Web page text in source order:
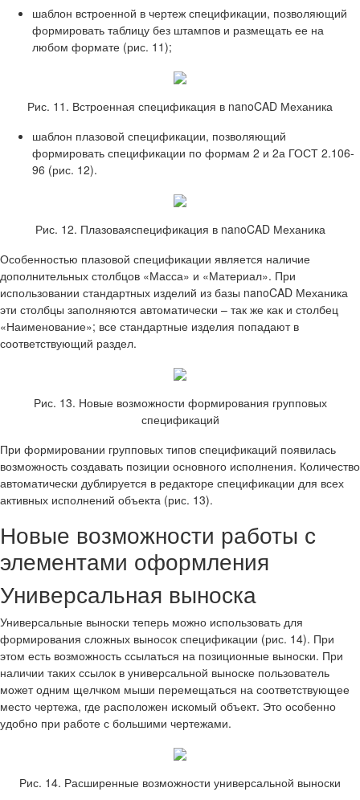
шаблон встроенной в чертеж спецификации, позволяющий
формировать таблицу без штампов и размещать ее на
любом формате (рис. 11);
Рис. 11. Встроенная спецификация в nanoCAD Механика
шаблон плазовой спецификации, позволяющий
формировать спецификации по формам 2 и 2а ГОСТ 2.106-
96 (рис. 12).
Рис. 12. Плазоваяспецификация в nanoCAD Механика
Особенностью плазовой спецификации является наличие
дополнительных столбцов «Масса» и «Материал». При
использовании стандартных изделий из базы nanoCAD Механика
эти столбцы заполняются автоматически – так же как и столбец
«Наименование»; все стандартные изделия попадают в
соответствующий раздел.
Рис. 13. Новые возможности формирования групповых
спецификаций
При формировании групповых типов спецификаций появилась
возможность создавать позиции основного исполнения. Количество
автоматически дублируется в редакторе спецификации для всех
активных исполнений объекта (рис. 13).
Новые возможности работы с
элементами оформления
Универсальная выноска
Универсальные выноски теперь можно использовать для
формирования сложных выносок спецификации (рис. 14). При
этом есть возможность ссылаться на позиционные выноски. При
наличии таких ссылок в универсальной выноске пользователь
может одним щелчком мыши перемещаться на соответствующее
место чертежа, где расположен искомый объект. Это особенно
удобно при работе с большими чертежами.
Рис. 14. Расширенные возможности универсальной выноски